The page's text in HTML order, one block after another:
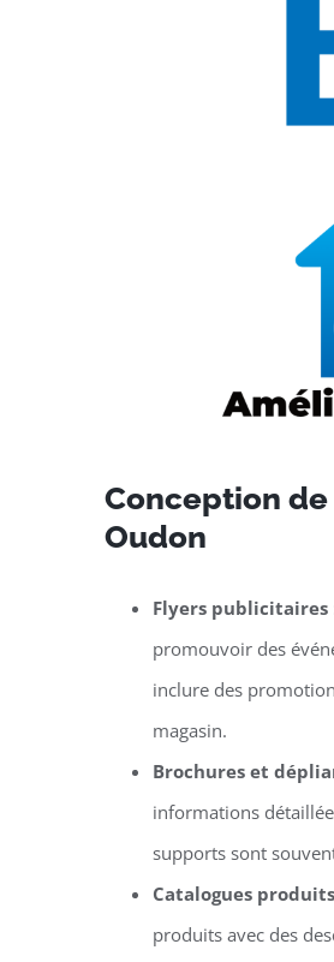
Conception
Oudon
Flyers publicitaires
promouvoir des
inclure des
magasin.
Brochures et
informations
supports sont
Catalogues produits
produits avec des